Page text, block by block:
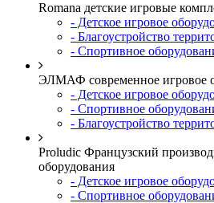
Romana детские игровые
- Детское игровое
- Благоустройство
- Спортивное
ЭЛМАФ современное игровое
- Детское игровое
- Спортивное
- Благоустройство
Proludic Французский
оборудования
- Детское игровое
- Спортивное